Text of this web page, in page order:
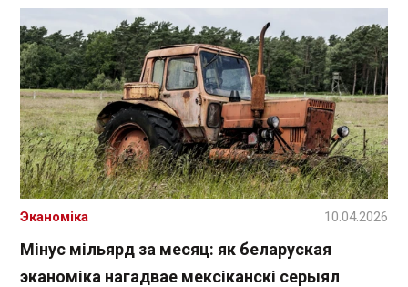
Мінус мільярд за месяц: як беларуская
эканоміка нагадвае мексіканскі серыял
Эканоміка 10.04.2026